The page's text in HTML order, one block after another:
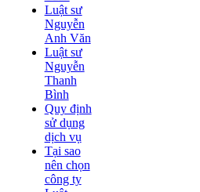
Luật sư
Nguyễn
Anh Văn
Luật sư
Nguyễn
Thanh
Bình
Quy định
sử dụng
dịch vụ
Tại sao
nên chọn
công ty